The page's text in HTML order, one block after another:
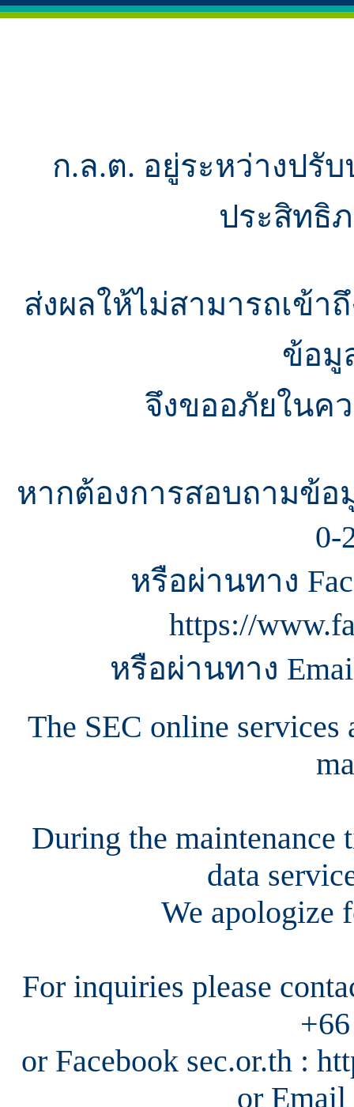
ก.ล.ต. อยู่ระหว่างปรั
ประสิทธิ
ส่งผลให้ไม่สามารถเข้า
ข้อมู
จึงขออภัยในค
หากต้องการสอบถามข้อ
0-
หรือผ่านทาง
https://
หรือผ่านทาง
The SEC online
During the maintenance
data
We apologize
For inquiries please
or Facebook sec.or.th :
or Email